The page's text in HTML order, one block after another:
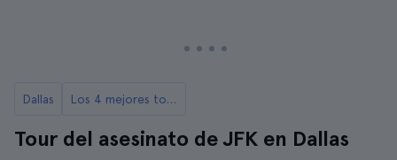
Dallas Los 4 mejores tours sobre JFK en Dallas.
Tour del asesinato de JFK en Dallas